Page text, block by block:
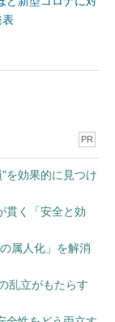
PR
を効果的に見つけ
貫く「安全と効
属人化」を解消
乱立がもたらす